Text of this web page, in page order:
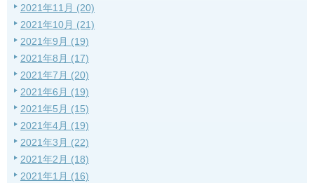
2021年11月 (20)
2021年10月 (21)
2021年9月 (19)
2021年8月 (17)
2021年7月 (20)
2021年6月 (19)
2021年5月 (15)
2021年4月 (19)
2021年3月 (22)
2021年2月 (18)
2021年1月 (16)